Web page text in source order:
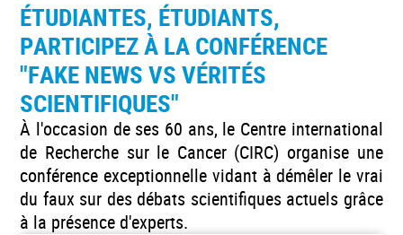
ÉTUDIANTES, ÉTUDIANTS,
PARTICIPEZ À LA CONFÉRENCE
"FAKE NEWS VS VÉRITÉS
SCIENTIFIQUES"
À l'occasion de ses 60 ans, le Centre international
de Recherche sur le Cancer (CIRC) organise une
conférence exceptionnelle vidant à démêler le vrai
du faux sur des débats scientifiques actuels grâce
à la présence d'experts.